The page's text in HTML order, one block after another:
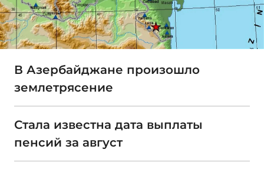
В Азербайджане произошло
землетрясение
Стала известна дата выплаты
пенсий за август